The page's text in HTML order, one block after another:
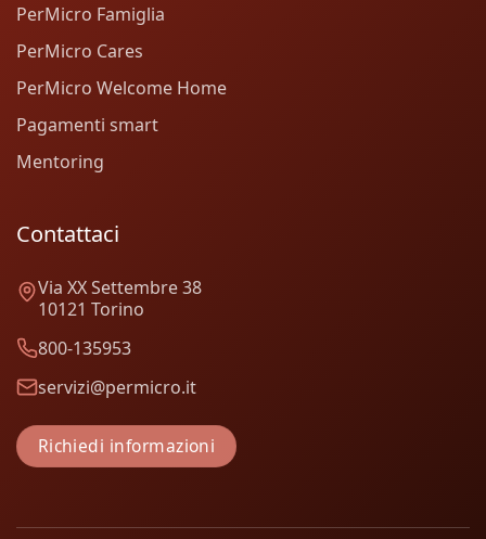
PerMicro Famiglia
PerMicro Cares
PerMicro Welcome Home
Pagamenti smart
Mentoring
Contattaci
Via XX Settembre 38
10121 Torino
800-135953
servizi@permicro.it
Richiedi informazioni